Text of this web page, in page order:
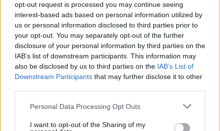
opt-out request is processed you may continue seeing
interest-based ads based on personal information utilized by
us or personal information disclosed to third parties prior to
your opt-out. You may separately opt-out of the further
disclosure of your personal information by third parties on the
IAB’s list of downstream participants. This information may
also be disclosed by us to third parties on the IAB’s List of
Downstream Participants that may further disclose it to other
Personal Data Processing Opt Outs
I want to opt-out of the Sharing of my
SHOWBIZ
Ανδρομάχη: Στο νοσοκομείο με ορό η
γνωστή τραγουδίστρια μετά από
έντονη αδιαθεσία σε live εμφάνιση
το ταξίδι του μέλιτος στα Μπόρα